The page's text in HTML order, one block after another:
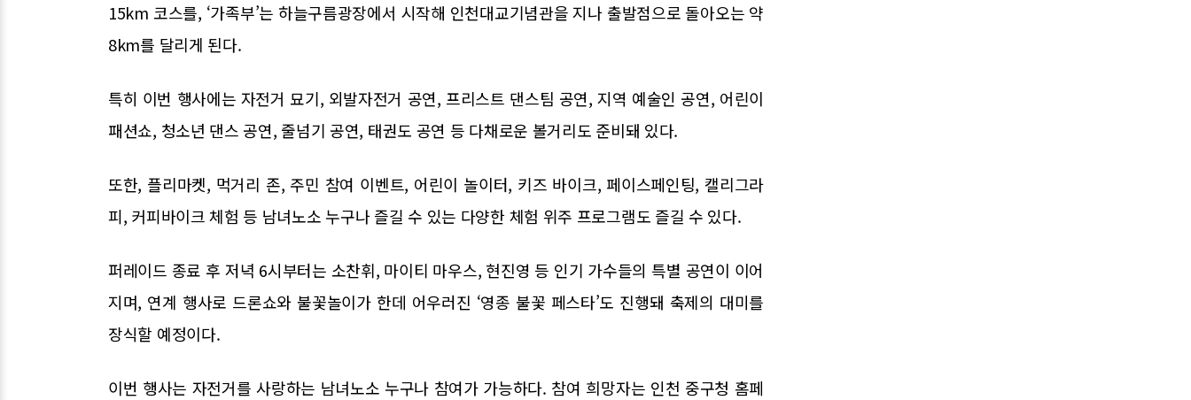
15km 코스를, ‘가족부’는 하늘구름광장에서 시작해 인천대교기념관을 지나 출발점으로 돌아오는 약
8km를 달리게 된다.
특히 이번 행사에는 자전거 묘기, 외발자전거 공연, 프리스트 댄스팀 공연, 지역 예술인 공연, 어린이
패션쇼, 청소년 댄스 공연, 줄넘기 공연, 태권도 공연 등 다채로운 볼거리도 준비돼 있다.
또한, 플리마켓, 먹거리 존, 주민 참여 이벤트, 어린이 놀이터, 키즈 바이크, 페이스페인팅, 캘리그라
피, 커피바이크 체험 등 남녀노소 누구나 즐길 수 있는 다양한 체험 위주 프로그램도 즐길 수 있다.
퍼레이드 종료 후 저녁 6시부터는 소찬휘, 마이티 마우스, 현진영 등 인기 가수들의 특별 공연이 이어
지며, 연계 행사로 드론쇼와 불꽃놀이가 한데 어우러진 ‘영종 불꽃 페스타’도 진행돼 축제의 대미를
장식할 예정이다.
이번 행사는 자전거를 사랑하는 남녀노소 누구나 참여가 가능하다. 참여 희망자는 인천 중구청 홈페